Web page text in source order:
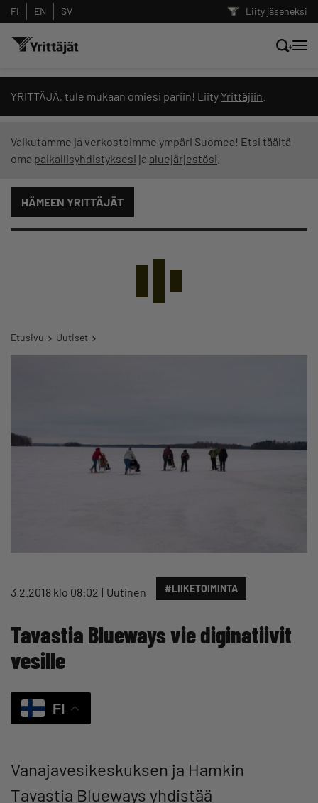
Liity jäseneksi
FI EN SV
YRITTÄJÄ, tule mukaan omiesi pariin! Liity Yrittäjiin
Vaikutamme ja verkostoimme ympäri Suomea! Etsi täältä
oma paikallisyhdistyksesi ja aluejärjestösi
HÄMEEN YRITTÄJÄT
Etusivu Uutiset
3.2.2018 klo 08:02 Uutinen #LIIKETOIMINTA
Tavastia Blueways vie diginatiivit
vesille
FI
Vanajavesikeskuksen ja Hamkin
Tavastia Blueways yhdistää
Hae sivustolta tai kysy suoraan
Yrittäjien tekoälyltä
Suodata hakutuloksia: näytä kaikki sisältö